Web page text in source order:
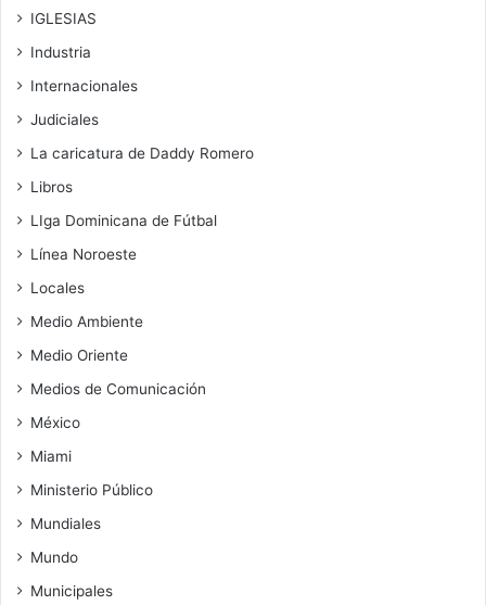
IGLESIAS
Industria
Internacionales
Judiciales
La caricatura de Daddy Romero
Libros
LIga Dominicana de Fútbal
Línea Noroeste
Locales
Medio Ambiente
Medio Oriente
Medios de Comunicación
México
Miami
Ministerio Público
Mundiales
Mundo
Municipales